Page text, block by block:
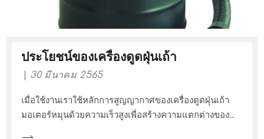
ประโยชน์ของเครื่องดูดฝุ่นเถ้า
30 มีนาคม 2565
เมื่อใช้งานเราใช้หลักการสูญญากาศของเครื่องดูดฝุ่นเถ้า
มอเตอร์หมุนด้วยความเร็วสูงเพื่อสร้างความแตกต่างของ